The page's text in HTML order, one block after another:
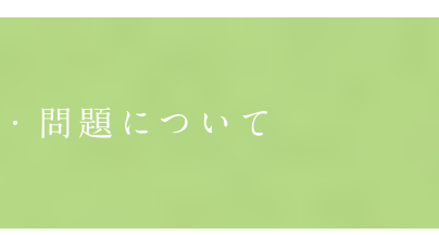
設備について
脳ドック 頭痛克服の秘訣
・問題について